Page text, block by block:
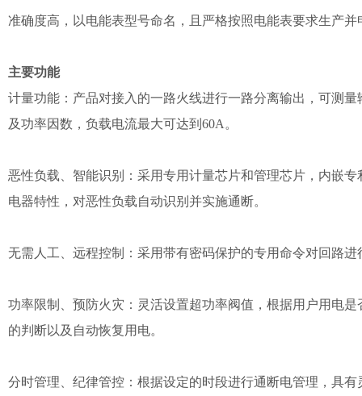
准确度高，以电能表型号命名，且严格按照电能表要求生产
主要功能
计量功能：产品对接入的一路火线进行一路分离输出，可测
及功率因数，负载电流最大可达到60A。
恶性负载、智能识别：采用专用计量芯片和管理芯片，内嵌
电器特性，对恶性负载自动识别并实施通断。
无需人工、远程控制：采用带有密码保护的专用命令对回路
功率限制、预防火灾：灵活设置超功率阀值，根据用户用电
的判断以及自动恢复用电。
分时管理、纪律管控：根据设定的时段进行通断电管理，具